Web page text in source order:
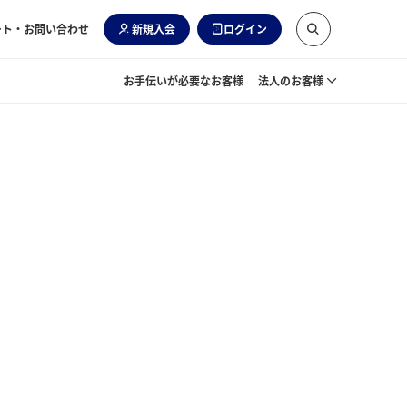
・お問い合わせ 新規入会 ログイン
お手伝いが必要なお客様 法人のお客様